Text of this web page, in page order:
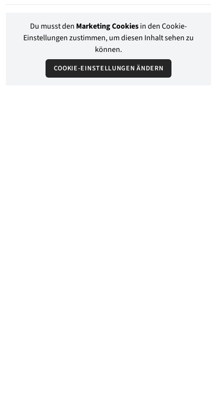
Du musst den Marketing Cookiesin den Cookie-
Einstellungen zustimmen, um diesen Inhalt sehen zu
können.
COOKIE-EINSTELLUNGEN ÄNDERN